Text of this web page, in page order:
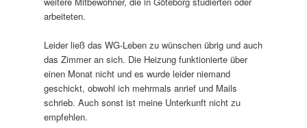
arbeiteten.
Leider ließ das WG-Leben zu wünschen übrig und auch
das Zimmer an sich. Die Heizung funktionierte über
einen Monat nicht und es wurde leider niemand
geschickt, obwohl ich mehrmals anrief und Mails
schrieb. Auch sonst ist meine Unterkunft nicht zu
empfehlen.